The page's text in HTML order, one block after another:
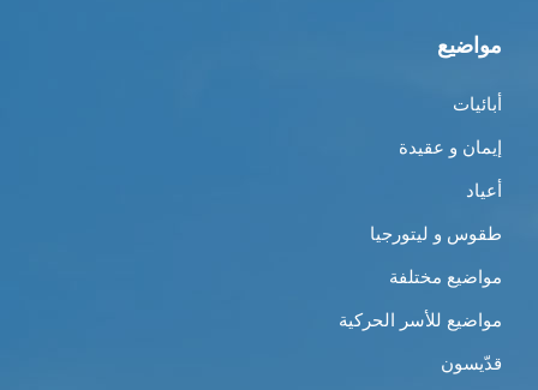
مواضيع
أبائيات
إيمان و عقيدة
أعياد
طقوس و ليتورجيا
مواضيع مختلفة
مواضيع للأسر الحركية
قدّيسون